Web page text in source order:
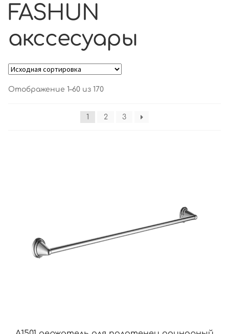
FASHUN
акссесуары
Отображение 1–60 из 170
1 2 3